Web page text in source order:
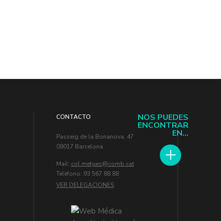
NOS PUEDES
ENCONTRAR
EN...
CONTACTO
Passeig de la Bonanova, 47
08017 Barcelona
Mail: col.metges
Telèfono: 93 567 88 88
VER DELEGACIONES